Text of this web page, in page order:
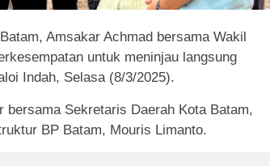
Amsakar Achmad bersama Wakil
untuk meninjau langsung
Indah, Selasa (8/3/2025).
bersama Sekretaris Daerah Kota Batam,
BP Batam, Mouris Limanto.